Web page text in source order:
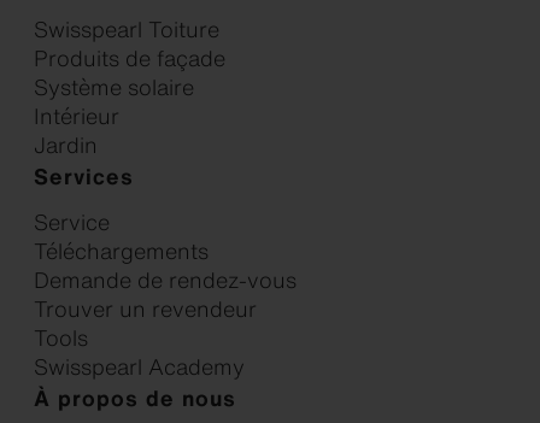
Swisspearl Toiture
Produits de façade
Système solaire
Intérieur
Jardin
Services
Service
Téléchargements
Demande de rendez-vous
Trouver un revendeur
Tools
Swisspearl Academy
À propos de nous